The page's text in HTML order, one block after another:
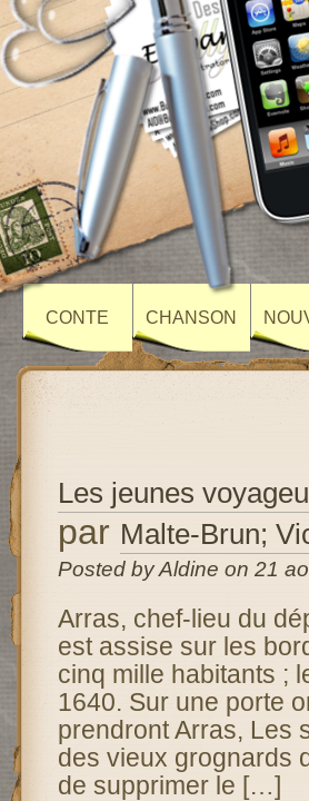
CONTE CHANSON
Les jeunes
par Malte-Brun;
Posted by Aldine on 21
Arras, chef-lieu du
est assise sur les
cinq mille habitants ;
1640. Sur une porte
prendront Arras, Les
des vieux grognards
de supprimer le […]